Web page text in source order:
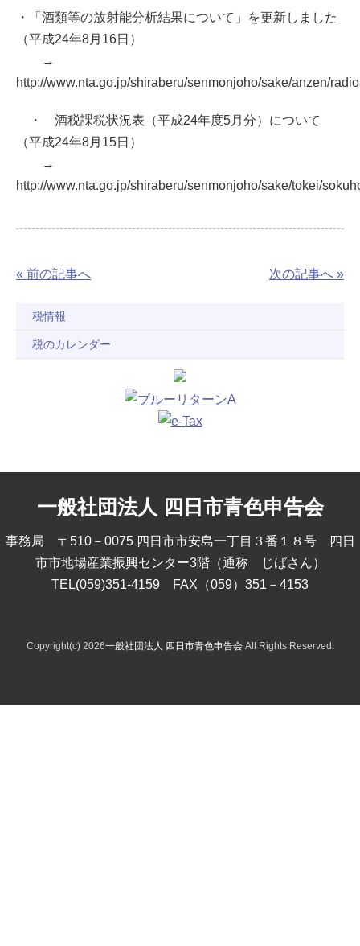
・「酒類等の放射能分析結果について」を更新しました
（平成24年8月16日）
→
http://www.nta.go.jp/shiraberu/senmonjoho/sake/anzen/
・ 酒税課税状況表（平成24年度5月分）について
（平成24年8月15日）
→
http://www.nta.go.jp/shiraberu/senmonjoho/sake/tokei/
« 前の記事へ 次の記事へ »
税情報
税のカレンダー
一般社団法人 四日市青色申告会
事務局 〒510－0075 四日市市安島一丁目３番１８号 四日
市市地場産業振興センター3階（通称 じばさん）
TEL(059)351-4159 FAX（059）351－4153
Copyright(c) 2026一般社団法人 四日市青色申告会All Rights Reserved.